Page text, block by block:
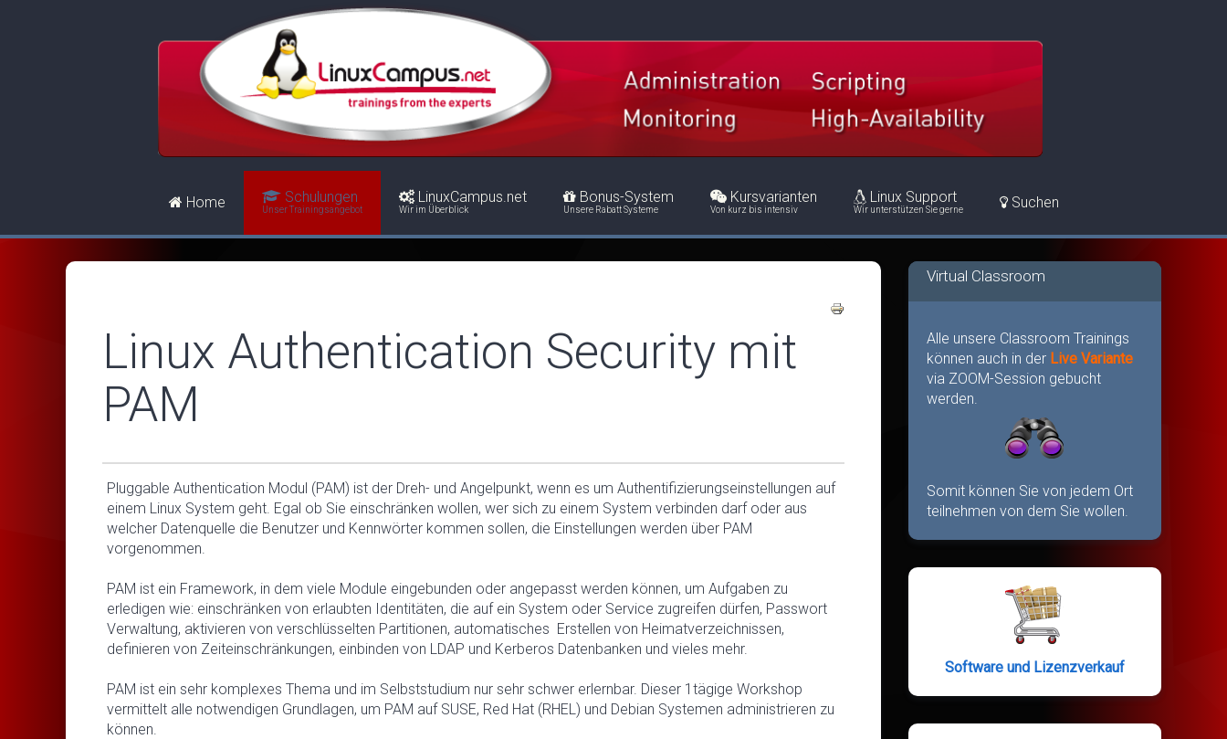
Home Schulungen
Unser Trainingsangebot
LinuxCampus.net
Wir im Überblick
Bonus-System
Unsere Rabatt Systeme
Kursvarianten
Von kurz bis intensiv
Linux Support
Wir unterstützen Sie gerne Suchen
Linux Authentication Security mit
PAM
Pluggable Authentication Modul (PAM) ist der Dreh- und Angelpunkt, wenn es um Authentifizierungseinstellungen auf
einem Linux System geht. Egal ob Sie einschränken wollen, wer sich zu einem System verbinden darf oder aus
welcher Datenquelle die Benutzer und Kennwörter kommen sollen, die Einstellungen werden über PAM
vorgenommen.
PAM ist ein Framework, in dem viele Module eingebunden oder angepasst werden können, um Aufgaben zu
erledigen wie: einschränken von erlaubten Identitäten, die auf ein System oder Service zugreifen dürfen, Passwort
Verwaltung, aktivieren von verschlüsselten Partitionen, automatisches Erstellen von Heimatverzeichnissen,
definieren von Zeiteinschränkungen, einbinden von LDAP und Kerberos Datenbanken und vieles mehr.
PAM ist ein sehr komplexes Thema und im Selbststudium nur sehr schwer erlernbar. Dieser 1tägige Workshop
vermittelt alle notwendigen Grundlagen, um PAM auf SUSE, Red Hat (RHEL) und Debian Systemen administrieren zu
können.
Virtual Classroom
Alle unsere Classroom Trainings
können auch in der Live Variante
via ZOOM-Session gebucht
werden.
Somit können Sie von jedem Ort
teilnehmen von dem Sie wollen.
Software und Lizenzverkauf